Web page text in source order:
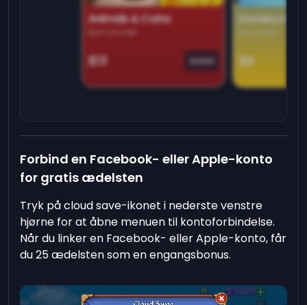
Animals & Coins
Earn on side
$13 Game
Domino
$9
Forbind en Facebook- eller Apple-konto
for gratis ædelsten
Tryk på cloud save-ikonet i nederste venstre
hjørne for at åbne menuen til kontoforbindelse.
Når du linker en Facebook- eller Apple-konto, får
du 25 ædelsten som en engangsbonus.